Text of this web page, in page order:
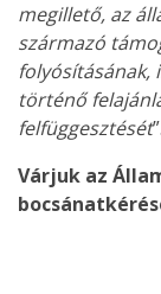
megillető, az
származó
folyósításának,
történő
felfüggesztését”.
Várjuk az